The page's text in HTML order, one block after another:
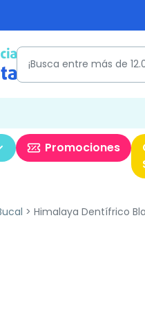
Promociones
Himalaya Dentífrico